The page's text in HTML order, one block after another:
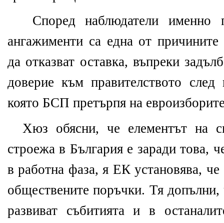
Според наблюдатели именно
ангажименти са една от
да отказват оставка, въпреки
доверие към правителството след
която БСП претърпя на
Хюз обясни, че елементът на
строежа в България е заради това,
в работна фаза, я ЕК установява,
обществените поръчки. Тя
развиват събитията и в